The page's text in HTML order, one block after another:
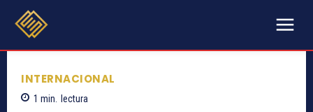
INTERNACIONAL
1 min. lectura